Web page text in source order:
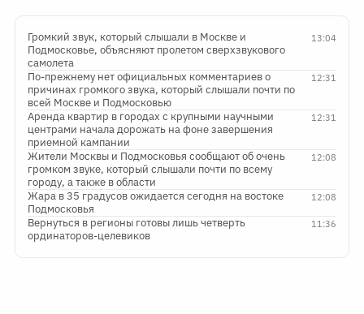
13:04
Громкий звук, который слышали в Москве и
Подмосковье, объясняют пролетом сверхзвукового
самолета
12:31
По-прежнему нет официальных комментариев о
причинах громкого звука, который слышали почти по
всей Москве и Подмосковью
12:31
Аренда квартир в городах с крупными научными
центрами начала дорожать на фоне завершения
приемной кампании
12:08
Жители Москвы и Подмосковья сообщают об очень
громком звуке, который слышали почти по всему
городу, а также в области
12:08
Жара в 35 градусов ожидается сегодня на востоке
Подмосковья
11:36
Вернуться в регионы готовы лишь четверть
ординаторов-целевиков